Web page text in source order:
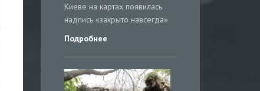
Киеве на картах появилась
надпись «закрыто навсегда»
Подробнее